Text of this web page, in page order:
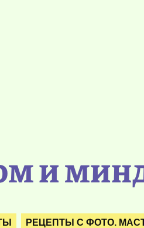
и
РЕЦЕПТЫ С ФОТО.